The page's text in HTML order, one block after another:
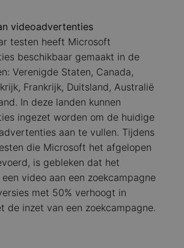
videoadvertenties
testen heeft Microsoft
beschikbaar gemaakt in de
Verenigde Staten, Canada,
Frankrijk, Duitsland, Australië
In deze landen kunnen
ingezet worden om de huidige
aan te vullen. Tijdens
die Microsoft het afgelopen
is gebleken dat het
video aan een zoekcampagne
met 50% verhoogt in
de inzet van een zoekcampagne.